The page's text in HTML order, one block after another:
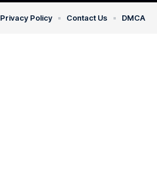
Privacy Policy Contact Us DMCA